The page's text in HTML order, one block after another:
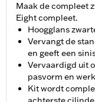
Maak de compleet
Eight compleet.
Hoogglans
Vervangt de
en geeft een
Vervaardigd uit
pasvorm en
Kit wordt